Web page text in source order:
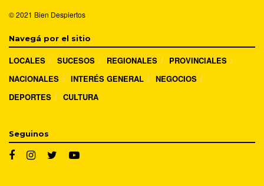
© 2021 Bien Despiertos
Navegá por el sitio
LOCALES SUCESOS REGIONALES
PROVINCIALES
NACIONALES
INTERÉS GENERAL
NEGOCIOS
DEPORTES
CULTURA
Seguinos